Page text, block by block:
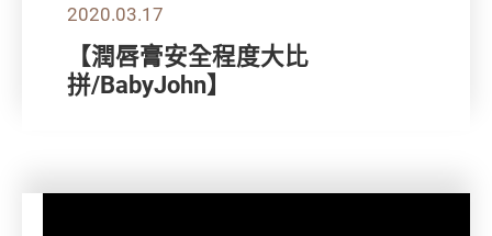
2020.03.17
【潤唇膏安全程度大比
拼/BabyJohn】